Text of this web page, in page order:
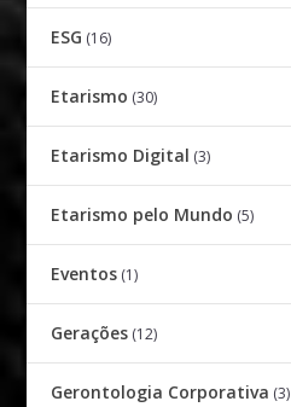
ESG (16)
Etarismo (30)
Etarismo Digital (3)
Etarismo pelo Mundo (5)
Eventos (1)
Gerações (12)
Gerontologia Corporativa (3)